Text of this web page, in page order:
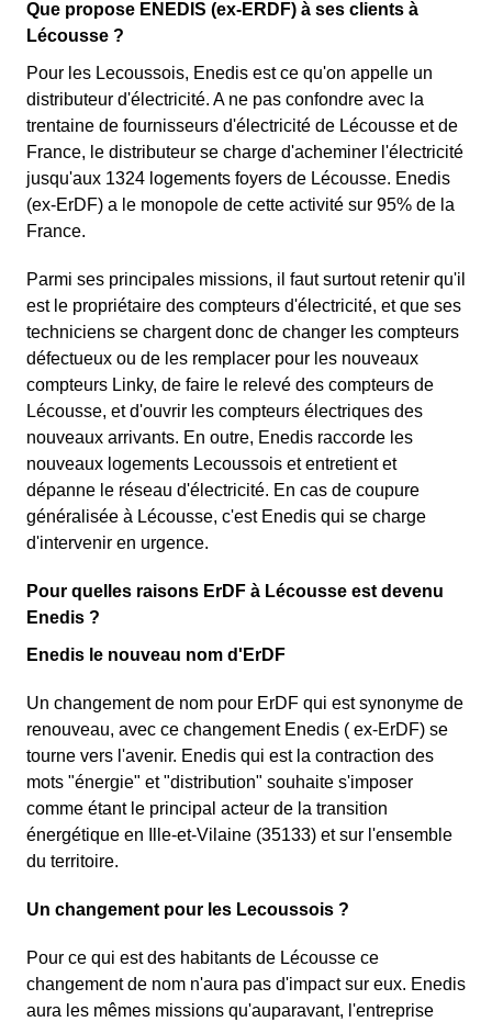
Que propose ENEDIS (ex-ERDF) à ses clients à
Lécousse ?
Pour les Lecoussois, Enedis est ce qu'on appelle un
distributeur d'électricité. A ne pas confondre avec la
trentaine de fournisseurs d'électricité de Lécousse et de
France, le distributeur se charge d'acheminer l'électricité
jusqu'aux 1324 logements foyers de Lécousse. Enedis
(ex-ErDF) a le monopole de cette activité sur 95% de la
France.
Parmi ses principales missions, il faut surtout retenir qu'il
est le propriétaire des compteurs d'électricité, et que ses
techniciens se chargent donc de changer les compteurs
défectueux ou de les remplacer pour les nouveaux
compteurs Linky, de faire le relevé des compteurs de
Lécousse, et d'ouvrir les compteurs électriques des
nouveaux arrivants. En outre, Enedis raccorde les
nouveaux logements Lecoussois et entretient et
dépanne le réseau d'électricité. En cas de coupure
généralisée à Lécousse, c'est Enedis qui se charge
d'intervenir en urgence.
Pour quelles raisons ErDF à Lécousse est devenu
Enedis ?
Enedis le nouveau nom d'ErDF
Un changement de nom pour ErDF qui est synonyme de
renouveau, avec ce changement Enedis ( ex-ErDF) se
tourne vers l'avenir. Enedis qui est la contraction des
mots "énergie" et "distribution" souhaite s'imposer
comme étant le principal acteur de la transition
énergétique en Ille-et-Vilaine (35133) et sur l'ensemble
du territoire.
Un changement pour les Lecoussois ?
Pour ce qui est des habitants de Lécousse ce
changement de nom n'aura pas d'impact sur eux. Enedis
aura les mêmes missions qu'auparavant, l'entreprise